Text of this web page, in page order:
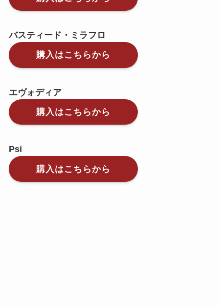
バスティード・ミラフロ
購入はこちらから
エヴォディア
購入はこちらから
Psi
購入はこちらから